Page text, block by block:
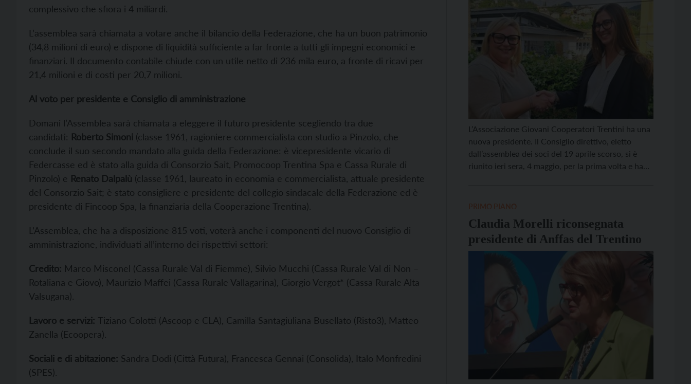
complessivo che sfiora i 4 miliardi.
L’assemblea sarà chiamata a votare anche il bilancio della Federazione, che ha un buon patrimonio
(34,8 milioni di euro) e dispone di liquidità sufficiente a far fronte a tutti gli impegni economici e
finanziari. Il documento contabile chiude con un utile netto di 236 mila euro, a fronte di ricavi per
21,4 milioni e di costi per 20,7 milioni.
Al voto per presidente e Consiglio di amministrazione
Domani l’Assemblea sarà chiamata a eleggere il futuro presidente scegliendo tra due
candidati: Roberto Simoni (classe 1961, ragioniere commercialista con studio a Pinzolo, che
conclude il suo secondo mandato alla guida della Federazione: è vicepresidente vicario di
Federcasse ed è stato alla guida di Consorzio Sait, Promocoop Trentina Spa e Cassa Rurale di
Pinzolo) e Renato Dalpalù (classe 1961, laureato in economia e commercialista, attuale presidente
del Consorzio Sait; è stato consigliere e presidente del collegio sindacale della Federazione ed è
presidente di Fincoop Spa, la finanziaria della Cooperazione Trentina).
L’Assemblea, che ha a disposizione 815 voti, voterà anche i componenti del nuovo Consiglio di
amministrazione, individuati all’interno dei rispettivi settori:
Credito: Marco Misconel (Cassa Rurale Val di Fiemme), Silvio Mucchi (Cassa Rurale Val di Non –
Rotaliana e Giovo), Maurizio Maffei (Cassa Rurale Vallagarina), Giorgio Vergot* (Cassa Rurale Alta
Valsugana).
Lavoro e servizi: Tiziano Colotti (Ascoop e CLA), Camilla Santagiuliana Busellato (Risto3), Matteo
Zanella (Ecoopera).
Sociali e di abitazione: Sandra Dodi (Città Futura), Francesca Gennai (Consolida), Italo Monfredini
(SPES).
L’Associazione Giovani Cooperatori Trentini ha una
nuova presidente. Il Consiglio direttivo, eletto
dall’assemblea dei soci del 19 aprile scorso, si è
riunito ieri sera, 4 maggio, per la prima volta e ha
Claudia Morelli riconsegnata
presidente di Anffas del Trentino